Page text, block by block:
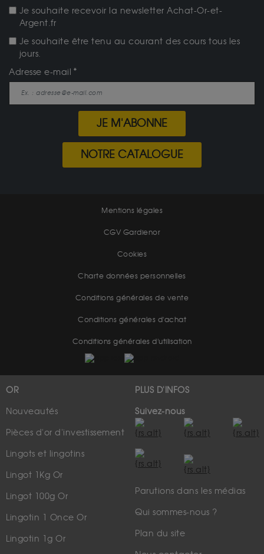
Je souhaite recevoir la newsletter Achat-Or-et-
Argent.fr
Je souhaite être tenu au courant des cours tous les
jours.
Adresse e-mail
JE M'ABONNE
NOTRE CATALOGUE
Mentions légales
CGV Gardienor
Cookies
Charte données personnelles
Conditions générales de vente
Conditions générales d'achat
Conditions générales d'utilisation
OR
Nouveautés
Pièces d'or d'investissement
Lingots et lingotins
Lingot 1Kg Or
Lingot 100g Or
Lingotin 1 Once Or
Lingotin 1g Or
PLUS D'INFOS
Suivez-nous
Parutions dans les médias
Qui sommes-nous ?
Plan du site